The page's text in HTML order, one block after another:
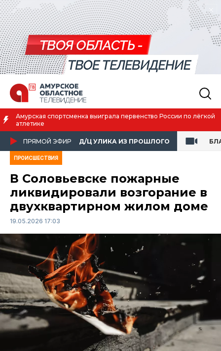
Благовещенск вошёл в число городов с наилучшим
жизни
ПРЯМОЙ ЭФИР Д/Ц УЛИКА ИЗ ПРОШЛОГО
ПРОИСШЕСТВИЯ
В Соловьевске пожарные
ликвидировали возгорание в
двухквартирном жилом доме
19.05.2026 17:03